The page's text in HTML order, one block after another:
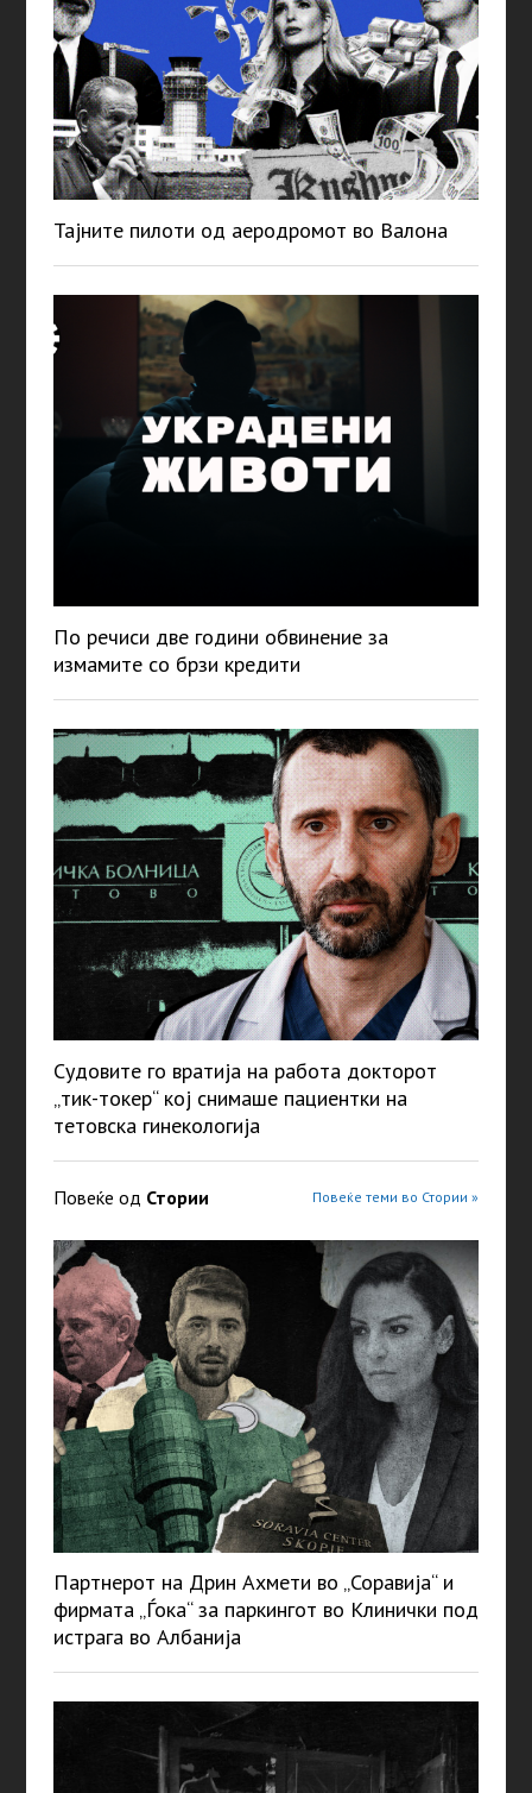
Тајните пилоти од аеродромот во Валона
По речиси две години обвинение за
измамите со брзи кредити
Судовите го вратија на работа докторот
„тик-токер“ кој снимаше пациентки на
тетовска гинекологија
Повеќе од Стории Повеќе теми во Стории »
Партнерот на Дрин Ахмети во „Соравија“ и
фирмата „Ѓока“ за паркингот во Клинички под
истрага во Албанија